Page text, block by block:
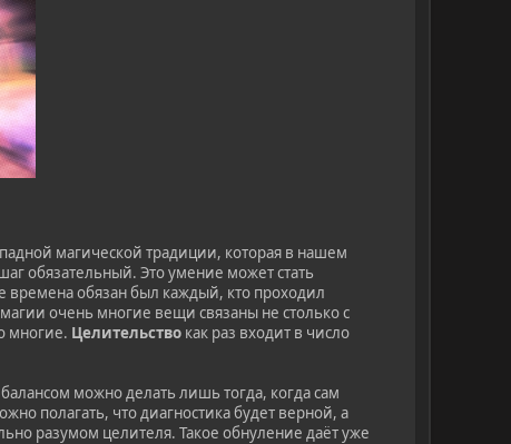
магической традиции, которая в нашем
обязательный. Это умение может стать
обязан был каждый, кто проходил
очень многие вещи связаны не столько с
многие. Целительство как раз входит в число
можно делать лишь тогда, когда сам
полагать, что диагностика будет верной, а
разумом целителя. Такое обнуление даёт уже